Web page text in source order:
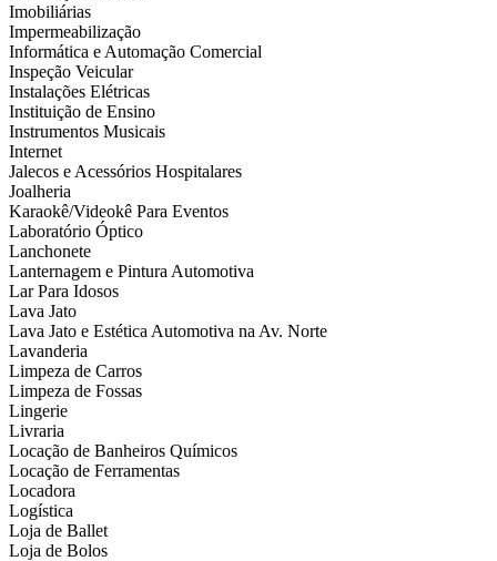
Imobiliárias
Impermeabilização
Informática e Automação Comercial
Inspeção Veicular
Instalações Elétricas
Instituição de Ensino
Instrumentos Musicais
Internet
Jalecos e Acessórios Hospitalares
Joalheria
Karaokê/Videokê Para Eventos
Laboratório Óptico
Lanchonete
Lanternagem e Pintura Automotiva
Lar Para Idosos
Lava Jato
Lava Jato e Estética Automotiva na Av. Norte
Lavanderia
Limpeza de Carros
Limpeza de Fossas
Lingerie
Livraria
Locação de Banheiros Químicos
Locação de Ferramentas
Locadora
Logística
Loja de Ballet
Loja de Bolos